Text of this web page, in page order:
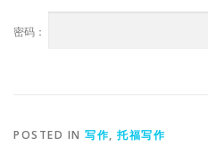
密码：
POSTED IN 写作, 托福写作